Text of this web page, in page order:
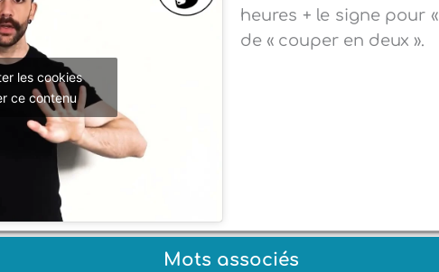
les cookies
ce contenu
heures + le signe pour «
de « couper en deux ».
Mots associés